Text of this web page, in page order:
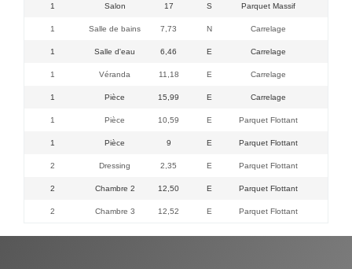
1 Salon 17 S Parquet Massif
1 Salle de bains 7,73 N Carrelage
1 Salle d'eau 6,46 E Carrelage
1 Véranda 11,18 E Carrelage
1 Pièce 15,99 E Carrelage
1 Pièce 10,59 E Parquet Flottant
1 Pièce 9 E Parquet Flottant
2 Dressing 2,35 E Parquet Flottant
2 Chambre 2 12,50 E Parquet Flottant
2 Chambre 3 12,52 E Parquet Flottant